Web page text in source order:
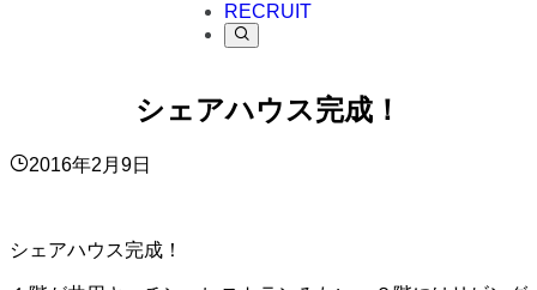
RECRUIT
シェアハウス完成！
2016年2月9日
シェアハウス完成！